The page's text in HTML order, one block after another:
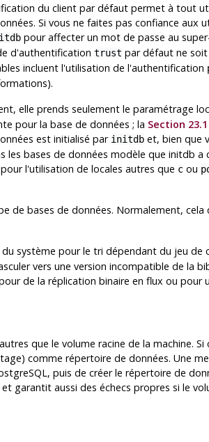
du client par défaut permet à tout
Si vous ne faites pas confiance aux
pour affecter un mot de passe au
d'authentification trust par défaut ne
incluent l'utilisation de l'authentification
elle prends seulement le paramétrage
pour la base de données ; la Section 23.1
est initialisé par initdb et, bien que
bases de données modèle que initdb a
l'utilisation de locales autres que c ou
de bases de données. Normalement,
système pour le tri dépendant du jeu de
vers une version incompatible de la
de la réplication binaire en flux ou
que le volume racine de la machine.
comme répertoire de données. Une
, puis de créer le répertoire de
et garantit aussi des échecs propres si le